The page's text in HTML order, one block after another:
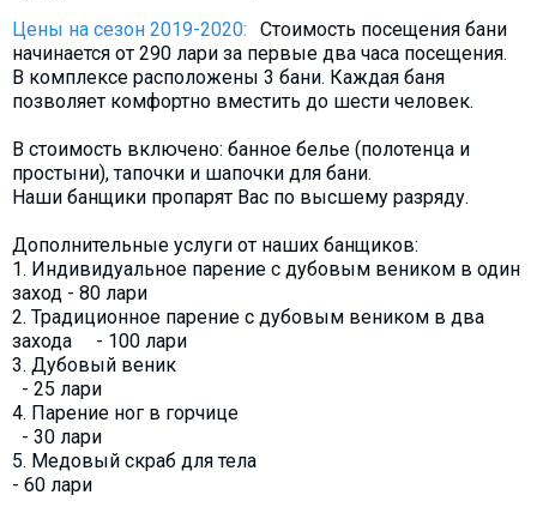
Цены на сезон 2019-2020:
Стоимость посещения бани
начинается от 290 лари за первые два часа посещения.
В комплексе расположены 3 бани. Каждая баня
позволяет комфортно вместить до шести человек.
В стоимость включено: банное белье (полотенца и
простыни), тапочки и шапочки для бани.
Наши банщики пропарят Вас по высшему разряду.
Дополнительные услуги от наших банщиков:
1. Индивидуальное парение с дубовым веником в один
заход - 80 лари
2. Традиционное парение с дубовым веником в два
захода - 100 лари
3. Дубовый веник
- 25 лари
4. Парение ног в горчице
- 30 лари
5. Медовый скраб для тела
- 60 лари